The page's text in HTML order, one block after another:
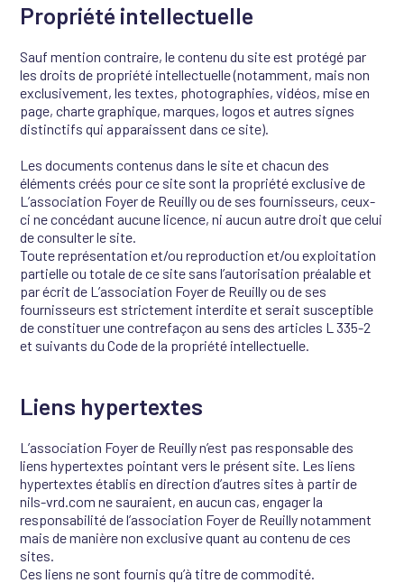
Propriété intellectuelle
Sauf mention contraire, le contenu du site est protégé par
les droits de propriété intellectuelle (notamment, mais non
exclusivement, les textes, photographies, vidéos, mise en
page, charte graphique, marques, logos et autres signes
distinctifs qui apparaissent dans ce site).
Les documents contenus dans le site et chacun des
éléments créés pour ce site sont la propriété exclusive de
L’association Foyer de Reuilly ou de ses fournisseurs, ceux-
ci ne concédant aucune licence, ni aucun autre droit que celui
de consulter le site.
Toute représentation et/ou reproduction et/ou exploitation
partielle ou totale de ce site sans l’autorisation préalable et
par écrit de L’association Foyer de Reuilly ou de ses
fournisseurs est strictement interdite et serait susceptible
de constituer une contrefaçon au sens des articles L 335-2
et suivants du Code de la propriété intellectuelle.
Liens hypertextes
L’association Foyer de Reuilly n’est pas responsable des
liens hypertextes pointant vers le présent site. Les liens
hypertextes établis en direction d’autres sites à partir de
nils-vrd.com ne sauraient, en aucun cas, engager la
responsabilité de l’association Foyer de Reuilly notamment
mais de manière non exclusive quant au contenu de ces
sites.
Ces liens ne sont fournis qu’à titre de commodité.